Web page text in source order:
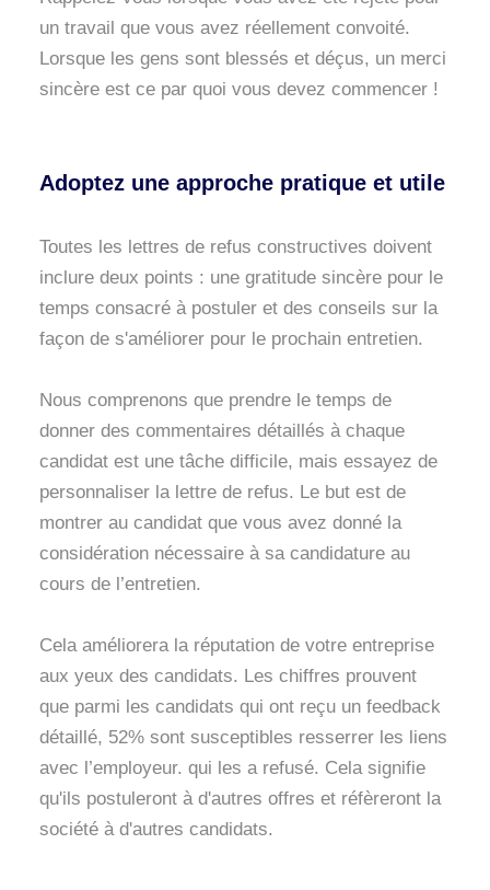
un travail que vous avez réellement convoité.
Lorsque les gens sont blessés et déçus, un merci
sincère est ce par quoi vous devez commencer !
Adoptez une approche pratique et utile
Toutes les lettres de refus constructives doivent
inclure deux points : une gratitude sincère pour le
temps consacré à postuler et des conseils sur la
façon de s'améliorer pour le prochain entretien.
Nous comprenons que prendre le temps de
donner des commentaires détaillés à chaque
candidat est une tâche difficile, mais essayez de
personnaliser la lettre de refus. Le but est de
montrer au candidat que vous avez donné la
considération nécessaire à sa candidature au
cours de l’entretien.
Cela améliorera la réputation de votre entreprise
aux yeux des candidats. Les chiffres prouvent
que parmi les candidats qui ont reçu un feedback
détaillé, 52% sont susceptibles resserrer les liens
avec l’employeur. qui les a refusé. Cela signifie
qu'ils postuleront à d'autres offres et réfèreront la
société à d'autres candidats.